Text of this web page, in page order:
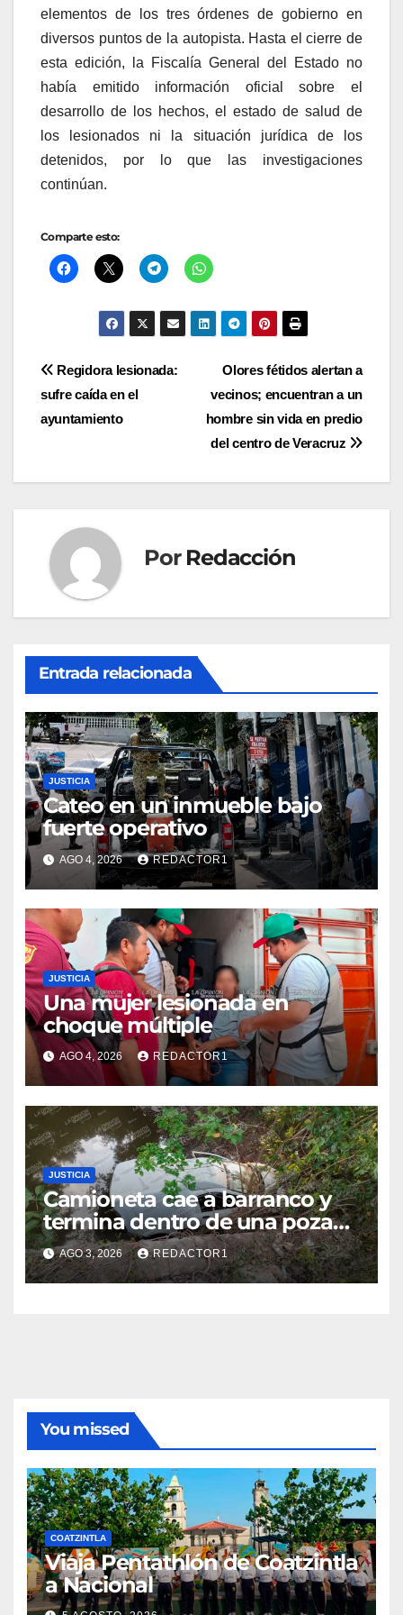
elementos de los tres órdenes de gobierno en
diversos puntos de la autopista. Hasta el cierre de
esta edición, la Fiscalía General del Estado no
había emitido información oficial sobre el
desarrollo de los hechos, el estado de salud de
los lesionados ni la situación jurídica de los
detenidos, por lo que las investigaciones
continúan.
Comparte esto:
Navegación
de
Olores fétidos alertan a
vecinos; encuentran a un
hombre sin vida en predio
del centro de Veracruz
Regidora lesionada:
sufre caída en el
ayuntamiento
Por Redacción
Entrada relacionada
JUSTICIA
Cateo en un inmueble bajo
fuerte operativo
AGO 4, 2026 REDACTOR1
JUSTICIA
Una mujer lesionada en
choque múltiple
AGO 4, 2026 REDACTOR1
JUSTICIA
Camioneta cae a barranco y
termina dentro de una poza
en Coatzintla; conductor sale
con golpes leves
AGO 3, 2026 REDACTOR1
You missed
COATZINTLA
Viaja Pentathlón de Coatzintla
a Nacional